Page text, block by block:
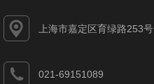
上海市嘉定区育绿路253号
021-69151089